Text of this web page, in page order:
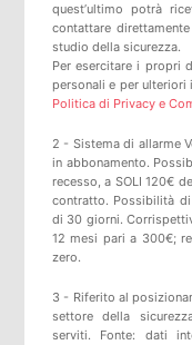
quest’ultimo potrà
contattare
studio della sicurezza.
Per esercitare i propri
personali e per
Politica di Privacy e
2 - Sistema di allarme
in abbonamento.
recesso, a SOLI 120€
contratto. Possibilità
di 30 giorni.
12 mesi pari a 300€;
zero.
3 - Riferito al
settore della
serviti. Fonte: dati